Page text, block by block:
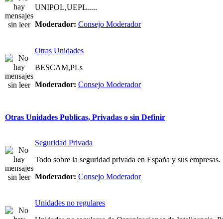
UNIPOL,UEPL.....
Moderador: Consejo Moderador
Otras Unidades
BESCAM,PLs
Moderador: Consejo Moderador
Otras Unidades Publicas, Privadas o sin Definir
Seguridad Privada
Todo sobre la seguridad privada en España y sus empresas.
Moderador: Consejo Moderador
Unidades no regulares